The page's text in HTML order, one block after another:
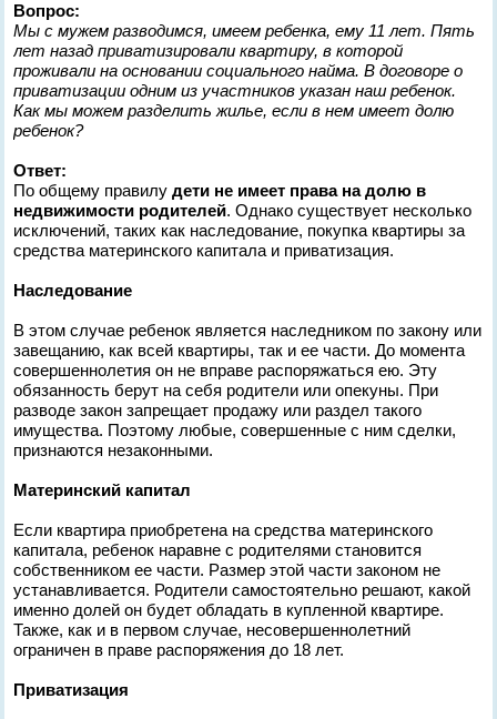
Вопрос:
Мы с мужем разводимся, имеем ребенка, ему 11 лет. Пять
лет назад приватизировали квартиру, в которой
проживали на основании социального найма. В договоре о
приватизации одним из участников указан наш ребенок.
Как мы можем разделить жилье, если в нем имеет долю
ребенок?
Ответ:
По общему правилудети не имеет права на долю в
недвижимости родителей. Однако существует несколько
исключений, таких как наследование, покупка квартиры за
средства материнского капитала и приватизация.
Наследование
В этом случае ребенок является наследником по закону или
завещанию, как всей квартиры, так и ее части. До момента
совершеннолетия он не вправе распоряжаться ею. Эту
обязанность берут на себя родители или опекуны. При
разводе закон запрещает продажу или раздел такого
имущества. Поэтому любые, совершенные с ним сделки,
признаются незаконными.
Материнский капитал
Если квартира приобретена на средства материнского
капитала, ребенок наравне с родителями становится
собственником ее части. Размер этой части законом не
устанавливается. Родители самостоятельно решают, какой
именно долей он будет обладать в купленной квартире.
Также, как и в первом случае, несовершеннолетний
ограничен в праве распоряжения до 18 лет.
Приватизация